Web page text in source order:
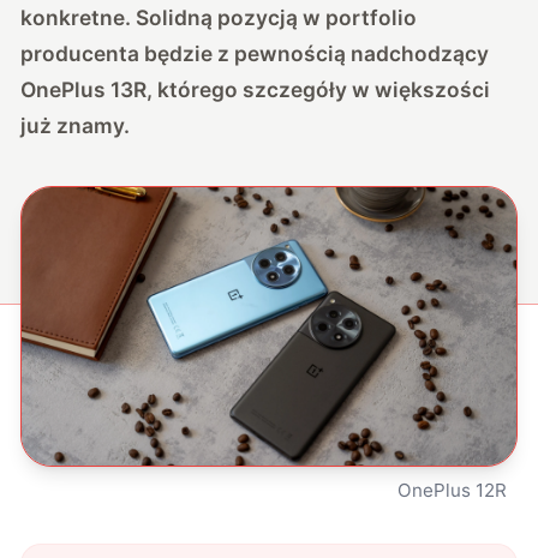
konkretne. Solidną pozycją w portfolio
producenta będzie z pewnością nadchodzący
OnePlus 13R, którego szczegóły w większości
już znamy.
OnePlus 12R